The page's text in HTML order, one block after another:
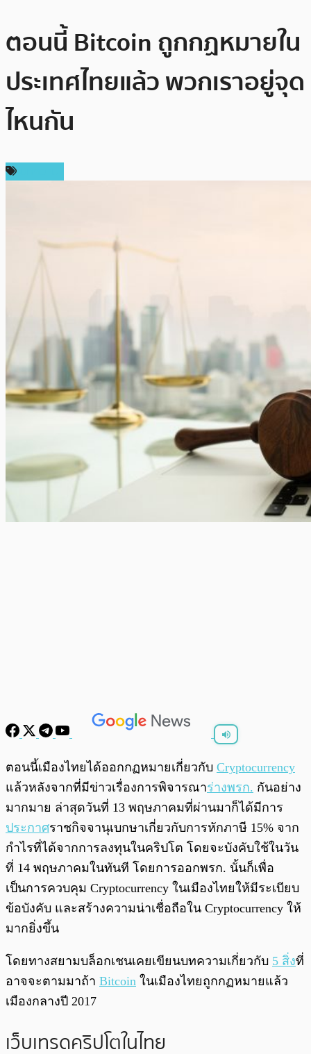
ตอนนี้ Bitcoin ถูกกฏหมายใน
ประเทศไทยแล้ว พวกเราอยู่จุด
ไหนกัน
พร้อมเล่น
ตอนนี้เมืองไทยได้ออกกฏหมายเกี่ยวกับ Cryptocurrency
แล้วหลังจากที่มีข่าวเรื่องการพิจารณาร่างพรก. กันอย่าง
มากมาย ล่าสุดวันที่ 13 พฤษภาคมที่ผ่านมาก็ได้มีการ
ประกาศราชกิจจานุเบกษาเกี่ยวกับการหักภาษี 15% จาก
กำไรที่ได้จากการลงทุนในคริปโต โดยจะบังคับใช้ในวัน
ที่ 14 พฤษภาคมในทันที โดยการออกพรก. นั้นก็เพื่อ
เป็นการควบคุม Cryptocurrency ในเมืองไทยให้มีระเบียบ
ข้อบังคับ และสร้างความน่าเชื่อถือใน Cryptocurrency ให้
มากยิ่งขึ้น
โดยทางสยามบล็อกเชนเคยเขียนบทความเกี่ยวกับ 5 สิ่งที่
อาจจะตามมาถ้า Bitcoin ในเมืองไทยถูกกฏหมายแล้ว
เมืองกลางปี 2017
เว็บเทรดคริปโตในไทย